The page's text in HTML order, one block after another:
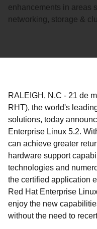
enhancements in areas
networking, storage &
RALEIGH, N.C - 21 de
RHT), the world's
solutions, today
Enterprise Linux 5.2.
can achieve greater
hardware support
technologies and
the certified application
Red Hat Enterprise
enjoy the new
without the need to